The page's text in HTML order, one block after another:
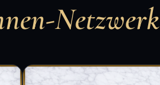
Netzwerk